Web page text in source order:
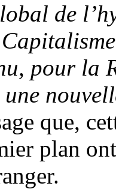
de l’
pour la
que,
plan